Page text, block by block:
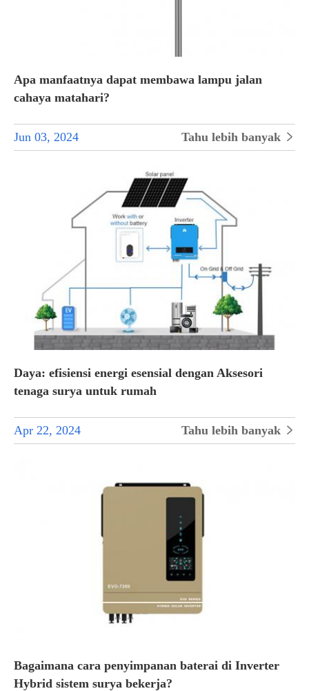
Apa manfaatnya dapat membawa lampu jalan
cahaya matahari?
Jun 03, 2024 Tahu lebih banyak 
Daya: efisiensi energi esensial dengan Aksesori
tenaga surya untuk rumah
Apr 22, 2024 Tahu lebih banyak 
Bagaimana cara penyimpanan baterai di Inverter
Hybrid sistem surya bekerja?